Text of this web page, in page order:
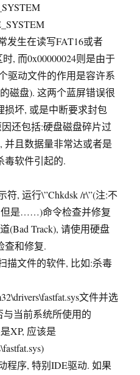
发生在读写FAT16或者
, 而0x00000024则是由于
驱动文件的作用是容许系
磁盘). 这两个蓝屏错误很
损坏, 或是中断要求封包
还包括:硬盘磁盘碎片过
并且数据量非常达或者是
毒软件引起的.
, 运行\”Chkdsk /r\”(注:不
但是……)命令检查并修复
(Bad Track), 请使用硬盘
查和修复.
描文件的软件, 比如:杀毒
文件并选
与当前系统所使用的
XP, 应该是
程序, 特别IDE驱动. 如果